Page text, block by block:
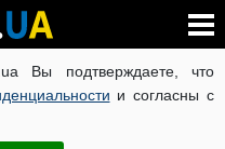
Вы подтверждаете, что
и согласны с
КОРОНАВИРУС В
ЧИТАТИ УКРАЇНСЬКОЮ